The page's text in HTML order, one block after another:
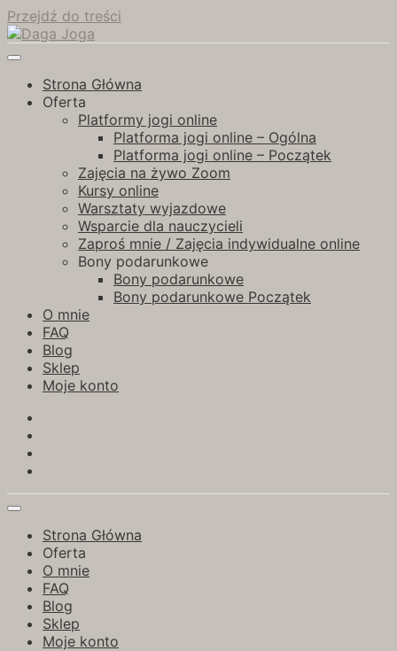
Przejdź do treści
Daga Joga
Studio Jogi
Strona Główna
Oferta
Platformy jogi online
Platforma jogi online – Ogólna
Platforma jogi online – Początek
Zajęcia na żywo Zoom
Kursy online
Warsztaty wyjazdowe
Wsparcie dla nauczycieli
Zaproś mnie / Zajęcia indywidualne online
Bony podarunkowe
Bony podarunkowe
Bony podarunkowe Początek
O mnie
FAQ
Blog
Sklep
Moje konto
Strona Główna
Oferta
O mnie
FAQ
Blog
Sklep
Moje konto